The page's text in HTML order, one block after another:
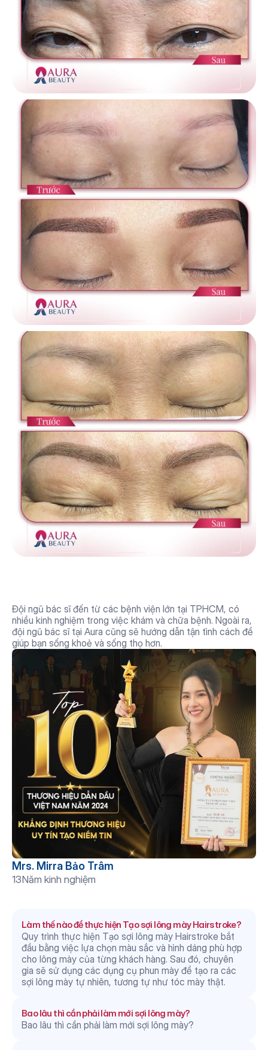
kinh nghiệm
Đội ngũ bác sĩ đến từ các bệnh viện lớn tại TPHCM, có
nhiều kinh nghiệm trong việc khám và chữa bệnh. Ngoài ra,
đội ngũ bác sĩ tại Aura cũng sẽ hướng dẫn tận tình cách để
giúp bạn sống khoẻ và sống thọ hơn.
Mrs. Mirra Bảo Trâm
13Năm kinh nghiệm
Làm thế nào để thực hiện Tạo sợi lông mày Hairstroke?
Quy trình thực hiện Tạo sợi lông mày Hairstroke bắt
đầu bằng việc lựa chọn màu sắc và hình dáng phù hợp
cho lông mày của từng khách hàng. Sau đó, chuyên
gia sẽ sử dụng các dụng cụ phun mày để tạo ra các
sợi lông mày tự nhiên, tương tự như tóc mày thật.
Bao lâu thì cần phải làm mới sợi lông mày?
Bao lâu thì cần phải làm mới sợi lông mày?